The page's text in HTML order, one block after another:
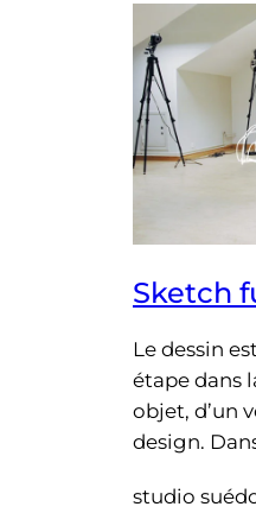
Sketch
Le dessin
étape dans
objet, d’un
design.
studio